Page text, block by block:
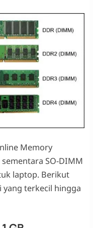
Memory
SO-DIMM
laptop. Berikut
yang terkecil hingga